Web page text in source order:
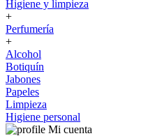
Higiene y limpieza
+
Perfumería
+
Alcohol
Botiquín
Jabones
Papeles
Limpieza
Higiene personal
Mi cuenta